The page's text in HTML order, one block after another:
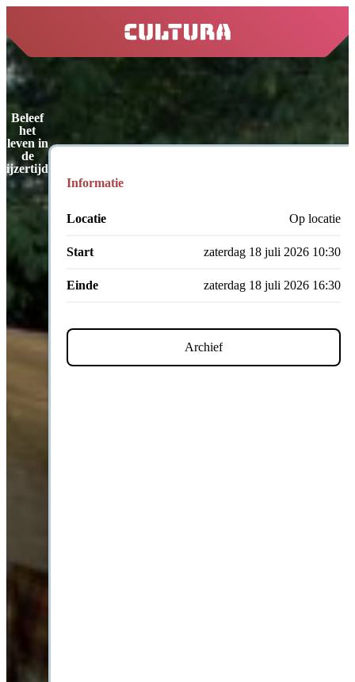
home
Beleef
het
leven in
de
ijzertijd
Informatie
Locatie Op locatie
Start zaterdag 18 juli 2026 10:30
Einde zaterdag 18 juli 2026 16:30
Archief